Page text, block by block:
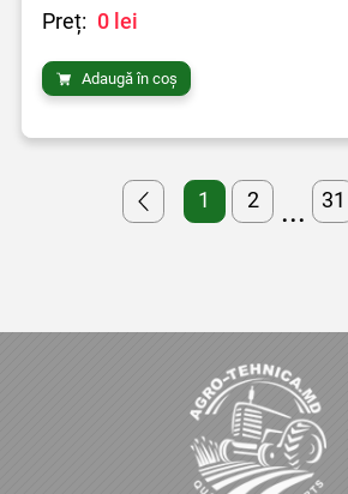
Preț: 0 lei
Adaugă în coș
1 2 ... 31